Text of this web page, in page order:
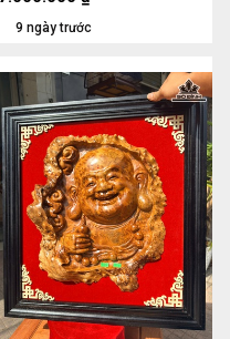
9 ngày trước